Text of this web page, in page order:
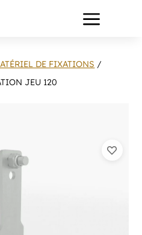
a
DE FIXATIONS /
JEU 120